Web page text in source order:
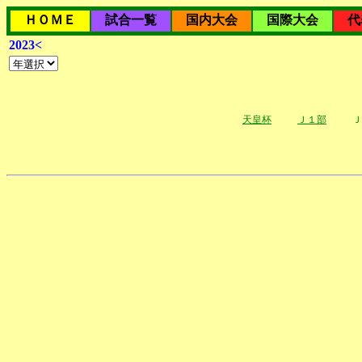
ＨＯＭＥ 試合一覧 国内大会 国際大会
2023<
天皇杯 Ｊ１部